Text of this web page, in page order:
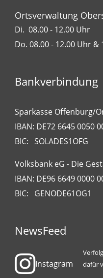
Ortsverwaltung
Di. 08.00 - 12.00 Uhr
Do. 08.00 - 12.00 Uhr &
Bankverbindung
Sparkasse Offenburg/
IBAN: DE72 6645 0050
BIC: SOLADES1OFG
Volksbank eG - Die
IBAN: DE96 6649 0000
BIC: GENODE61OG1
NewsFeed
Instagram
dafür